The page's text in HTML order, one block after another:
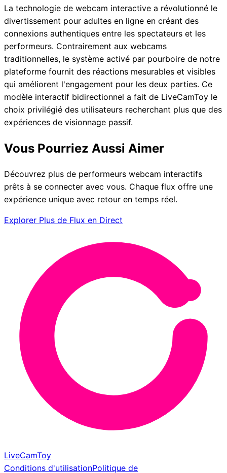
La technologie de webcam interactive a révolutionné le
divertissement pour adultes en ligne en créant des
connexions authentiques entre les spectateurs et les
performeurs. Contrairement aux webcams
traditionnelles, le système activé par pourboire de notre
plateforme fournit des réactions mesurables et visibles
qui améliorent l'engagement pour les deux parties. Ce
modèle interactif bidirectionnel a fait de LiveCamToy le
choix privilégié des utilisateurs recherchant plus que des
expériences de visionnage passif.
Vous Pourriez Aussi Aimer
Découvrez plus de performeurs webcam interactifs
prêts à se connecter avec vous. Chaque flux offre une
expérience unique avec retour en temps réel.
Explorer Plus de Flux en Direct
LiveCamToy
Conditions d'utilisationPolitique de